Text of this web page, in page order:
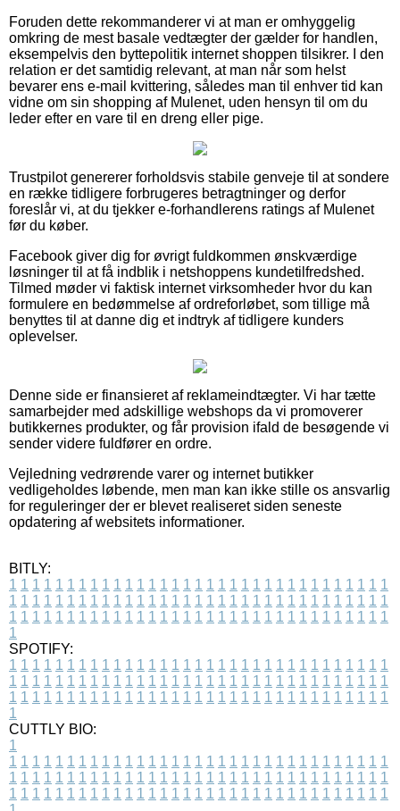
Foruden dette rekommanderer vi at man er omhyggelig
omkring de mest basale vedtægter der gælder for handlen,
eksempelvis den byttepolitik internet shoppen tilsikrer. I den
relation er det samtidig relevant, at man når som helst
bevarer ens e-mail kvittering, således man til enhver tid kan
vidne om sin shopping af Mulenet, uden hensyn til om du
leder efter en vare til en dreng eller pige.
Trustpilot genererer forholdsvis stabile genveje til at sondere
en række tidligere forbrugeres betragtninger og derfor
foreslår vi, at du tjekker e-forhandlerens ratings af Mulenet
før du køber.
Facebook giver dig for øvrigt fuldkommen ønskværdige
løsninger til at få indblik i netshoppens kundetilfredshed.
Tilmed møder vi faktisk internet virksomheder hvor du kan
formulere en bedømmelse af ordreforløbet, som tillige må
benyttes til at danne dig et indtryk af tidligere kunders
oplevelser.
Denne side er finansieret af reklameindtægter. Vi har tætte
samarbejder med adskillige webshops da vi promoverer
butikkernes produkter, og får provision ifald de besøgende vi
sender videre fuldfører en ordre.
Vejledning vedrørende varer og internet butikker
vedligeholdes løbende, men man kan ikke stille os ansvarlig
for reguleringer der er blevet realiseret siden seneste
opdatering af websitets informationer.
BITLY:
1 1 1 1 1 1 1 1 1 1 1 1 1 1 1 1 1 1 1 1 1 1 1 1 1 1 1 1 1 1 1 1 1
1 1 1 1 1 1 1 1 1 1 1 1 1 1 1 1 1 1 1 1 1 1 1 1 1 1 1 1 1 1 1 1 1
1 1 1 1 1 1 1 1 1 1 1 1 1 1 1 1 1 1 1 1 1 1 1 1 1 1 1 1 1 1 1 1 1
1
SPOTIFY:
1 1 1 1 1 1 1 1 1 1 1 1 1 1 1 1 1 1 1 1 1 1 1 1 1 1 1 1 1 1 1 1 1
1 1 1 1 1 1 1 1 1 1 1 1 1 1 1 1 1 1 1 1 1 1 1 1 1 1 1 1 1 1 1 1 1
1 1 1 1 1 1 1 1 1 1 1 1 1 1 1 1 1 1 1 1 1 1 1 1 1 1 1 1 1 1 1 1 1
1
CUTTLY BIO:
1
1 1 1 1 1 1 1 1 1 1 1 1 1 1 1 1 1 1 1 1 1 1 1 1 1 1 1 1 1 1 1 1 1
1 1 1 1 1 1 1 1 1 1 1 1 1 1 1 1 1 1 1 1 1 1 1 1 1 1 1 1 1 1 1 1 1
1 1 1 1 1 1 1 1 1 1 1 1 1 1 1 1 1 1 1 1 1 1 1 1 1 1 1 1 1 1 1 1 1